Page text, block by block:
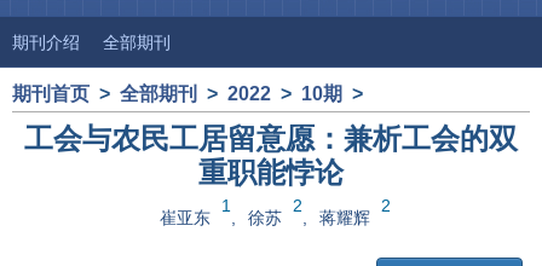
期刊介绍 全部期刊
期刊首页 > 全部期刊 > 2022 > 10期 >
工会与农民工居留意愿：兼析工会的双
重职能悖论
崔亚东
1
, 徐苏
2
蒋耀辉
2